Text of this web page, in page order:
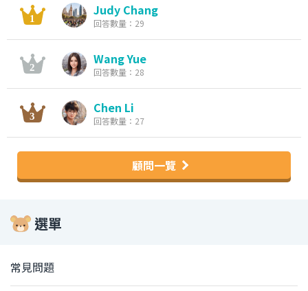
Judy Chang
回答數量：29
Wang Yue
回答數量：28
Chen Li
回答數量：27
顧問一覽
選單
常見問題